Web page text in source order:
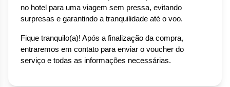
no hotel para uma viagem sem pressa, evitando
surpresas e garantindo a tranquilidade até o voo.
Fique tranquilo(a)! Após a finalização da compra,
entraremos em contato para enviar o voucher do
serviço e todas as informações necessárias.